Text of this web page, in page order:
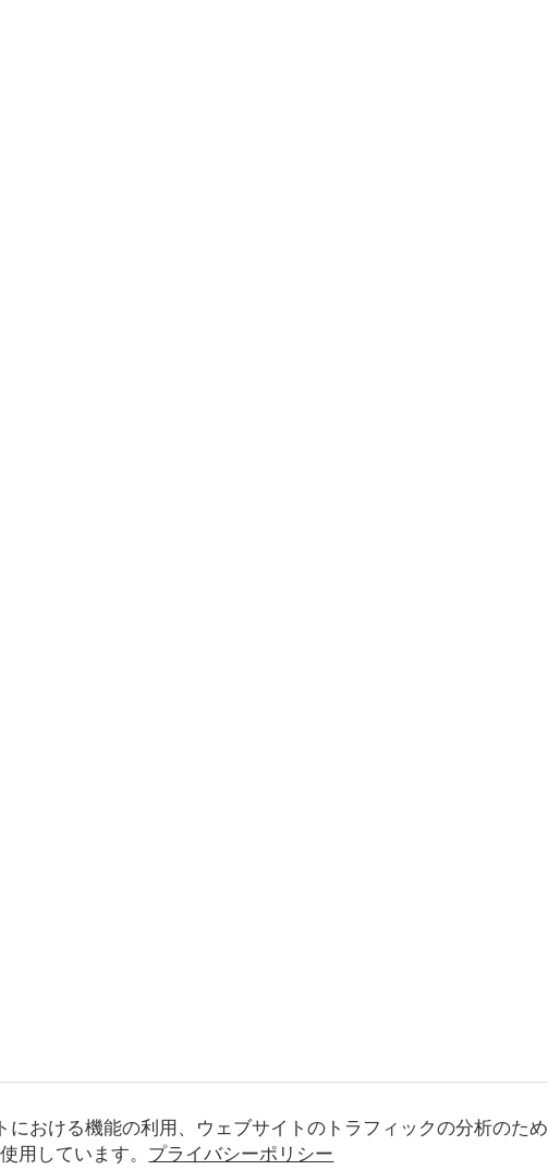
における機能の利用、ウェブサイトのトラフィックの分析のため
用しています。 プライバシーポリシー